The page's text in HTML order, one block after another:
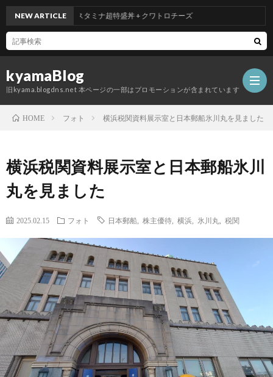
kyamaBlog
旧kyama.blogdns.net 本ページの一部はプロモーションが含まれています
NEW ARTICLE
吉野家のスタミナ超特盛丼 + クワトロチーズ
HOME フォト 横浜税関資料展示室と日本郵船氷川丸を見ました
横浜税関資料展示室と日本郵船氷川
丸を見ました
2025.02.15 フォト 日本郵船 株主優待 横浜 氷川丸 税関